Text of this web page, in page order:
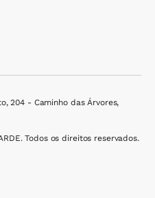
204 - Caminho das Árvores,
Todos os direitos reservados.